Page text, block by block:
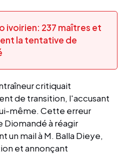
ivoirien: 237 maîtres et
la tentative de
critiquait
de transition, l'accusant
même. Cette erreur
Diomandé à réagir
un mail à M. Balla Dieye,
et annonçant